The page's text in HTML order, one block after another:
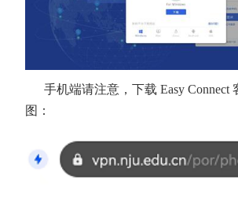
手机端请注意，下载 Easy Connect
图：